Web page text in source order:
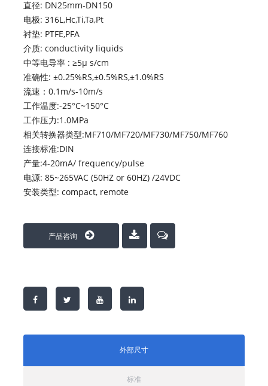
直径: DN25mm-DN150
电极: 316L,Hc,Ti,Ta,Pt
衬垫: PTFE,PFA
介质: conductivity liquids
中等电导率 : ≥5μ s/cm
准确性: ±0.25%RS,±0.5%RS,±1.0%RS
流速：0.1m/s-10m/s
工作温度:-25°C~150°C
工作压力:1.0MPa
相关转换器类型:MF710/MF720/MF730/MF750/MF760
连接标准:DIN
产量:4-20mA/ frequency/pulse
电源: 85~265VAC (50HZ or 60HZ) /24VDC
安装类型: compact, remote
产品咨询
外部尺寸
标准